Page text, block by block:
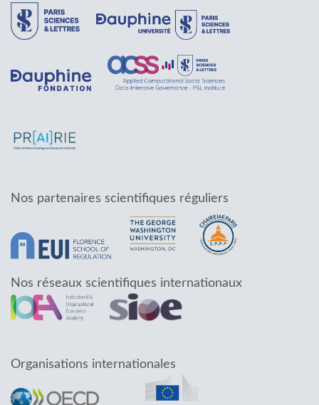
Nos partenaires scientifiques réguliers
Nos réseaux scientifiques internationaux
Organisations internationales